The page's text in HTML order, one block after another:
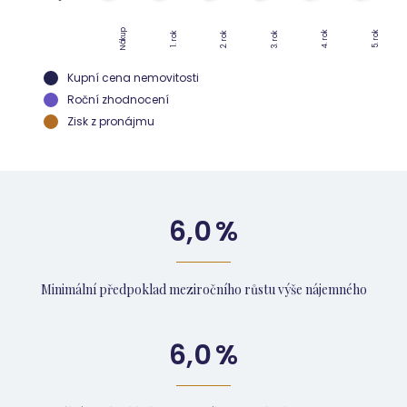
Nákup 1. rok 2. rok 3. rok 4. rok 5. rok
Kupní cena nemovitosti
Roční zhodnocení
Zisk z pronájmu
6,0%
Minimální předpoklad meziročního růstu výše nájemného
6,0%